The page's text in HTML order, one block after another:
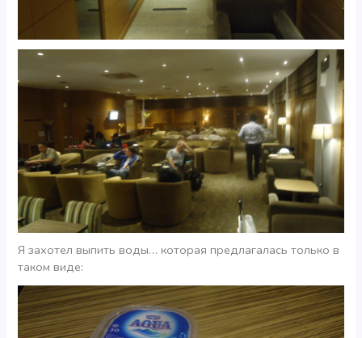
Я захотел выпить воды… которая предлагалась только в
таком виде: